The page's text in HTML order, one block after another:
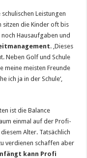
Leistungen
sitzen die Kinder oft bis
Hausaufgaben und
. ‚Dieses
Neben Golf und Schule
meine meisten Freunde
ich ja in der Schule‘,
ist die Balance
einmal auf der Profi-
Alter. Tatsächlich
verdienen schaffen aber
kann Profi